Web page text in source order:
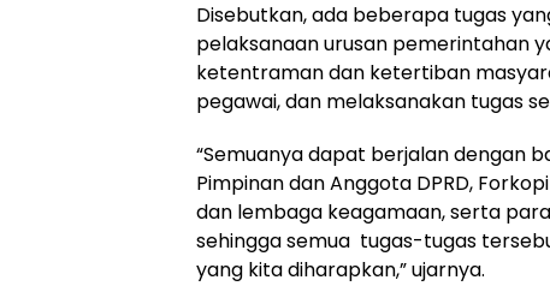
Disebutkan, ada beberapa tugas
pelaksanaan urusan pemerintahan
ketentraman dan ketertiban
pegawai, dan melaksanakan tugas
“Semuanya dapat berjalan dengan
Pimpinan dan Anggota DPRD,
dan lembaga keagamaan, serta
sehingga semua tugas-tugas
yang kita diharapkan,” ujarnya.